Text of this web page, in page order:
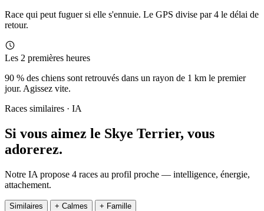
Race qui peut fuguer si elle s'ennuie. Le GPS divise par 4 le délai de
retour.
Les 2 premières heures
90 % des chiens sont retrouvés dans un rayon de 1 km le premier
jour. Agissez vite.
Races similaires · IA
Si vous aimez le Skye Terrier, vous
adorerez.
Notre IA propose 4 races au profil proche — intelligence, énergie,
attachement.
Similaires + Calmes + Famille